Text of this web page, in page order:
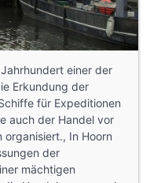
einer der
Erkundung der
für Expeditionen
auch der Handel vor
organisiert., In Hoorn
der
mächtigen